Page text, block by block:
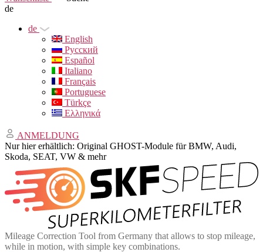
de
de
English
Русский
Español
Italiano
Français
Portuguese
Türkçe
Ελληνικά
ANMELDUNG
Nur hier erhältlich: Original GHOST-Module für BMW, Audi,
Skoda, SEAT, VW & mehr
Mileage Correction Tool from Germany that allows to stop mileage,
while in motion, with simple key combinations.